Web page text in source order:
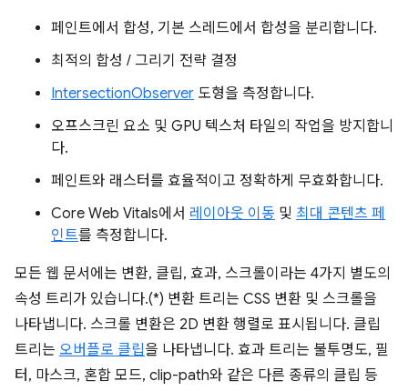
페인트에서 합성, 기본 스레드에서 합성을 분리합니다.
최적의 합성 / 그리기 전략 결정
IntersectionObserver 도형을 측정합니다.
오프스크린 요소 및 GPU 텍스처 타일의 작업을 방지합니
다.
페인트와 래스터를 효율적이고 정확하게 무효화합니다.
Core Web Vitals에서 레이아웃 이동 및 최대 콘텐츠 페
인트를 측정합니다.
모든 웹 문서에는 변환, 클립, 효과, 스크롤이라는 4가지 별도의
속성 트리가 있습니다.(*) 변환 트리는 CSS 변환 및 스크롤을
나타냅니다. 스크롤 변환은 2D 변환 행렬로 표시됩니다. 클립
트리는 오버플로 클립을 나타냅니다. 효과 트리는 불투명도, 필
터, 마스크, 혼합 모드, clip-path와 같은 다른 종류의 클립 등